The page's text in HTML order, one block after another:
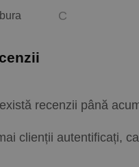
C
recenzii până
clienții autentificați,